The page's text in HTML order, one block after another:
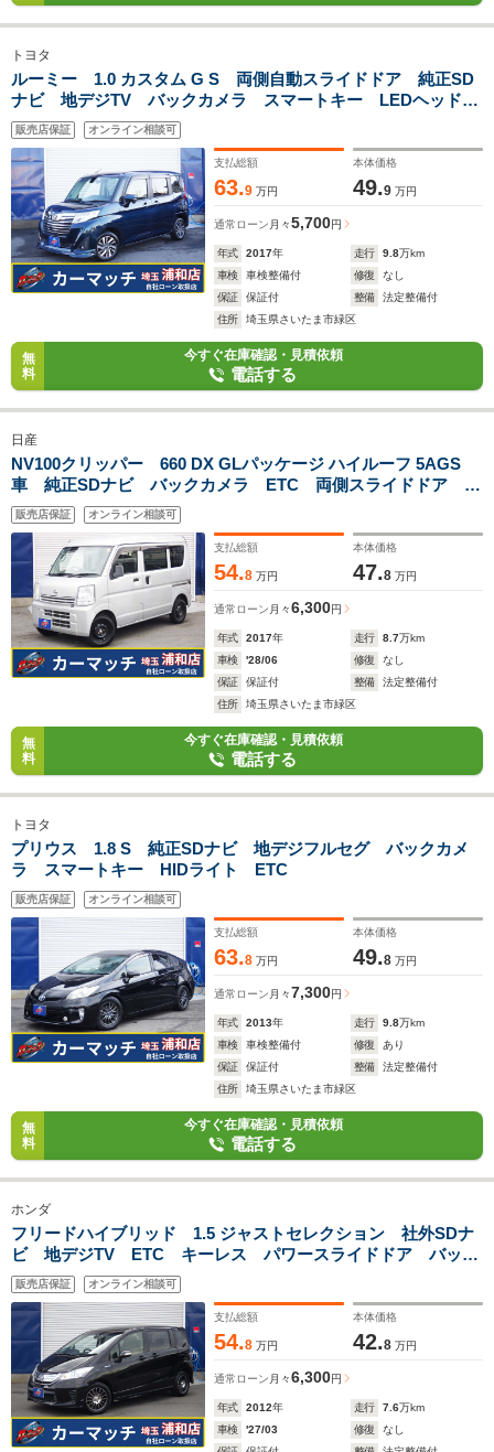
トヨタ
ルーミー 1.0 カスタム G S 両側自動スライドドア 純正SD
ナビ 地デジTV バックカメラ スマートキー LEDヘッドラ
イト 純正14インチAW クルーズコントロール
販売店保証 オンライン相談可
支払総額
63.9 万円
本体価格
49.9 万円
通常ローン 月々5,700円
年式 2017年 走行 9.8万km
車検
車検整備付 修復
なし
保証
保証付 整備
法定整備付
住所
埼玉県さいたま市緑区
無
料
今すぐ在庫確認・見積依頼
電話する
日産
NV100クリッパー 660 DX GLパッケージ ハイルーフ 5AGS
車 純正SDナビ バックカメラ ETC 両側スライドドア ド
アバイザー パワーウィンドウ
販売店保証 オンライン相談可
支払総額
54.8 万円
本体価格
47.8 万円
通常ローン 月々6,300円
年式 2017年 走行 8.7万km
車検
'28/06 修復
なし
保証
保証付 整備
法定整備付
住所
埼玉県さいたま市緑区
無
料
今すぐ在庫確認・見積依頼
電話する
トヨタ
プリウス 1.8 S 純正SDナビ 地デジフルセグ バックカメ
ラ スマートキー HIDライト ETC
販売店保証 オンライン相談可
支払総額
63.8 万円
本体価格
49.8 万円
通常ローン 月々7,300円
年式 2013年 走行 9.8万km
車検
車検整備付 修復
あり
保証
保証付 整備
法定整備付
住所
埼玉県さいたま市緑区
無
料
今すぐ在庫確認・見積依頼
電話する
ホンダ
フリードハイブリッド 1.5 ジャストセレクション 社外SDナ
ビ 地デジTV ETC キーレス パワースライドドア バック
カメラ
販売店保証 オンライン相談可
支払総額
54.8 万円
本体価格
42.8 万円
通常ローン 月々6,300円
年式 2012年 走行 7.6万km
車検
'27/03 修復
なし